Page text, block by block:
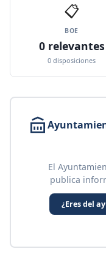
📋
BOE
0 relevantes
0 disposiciones
El
publica
¿Eres del